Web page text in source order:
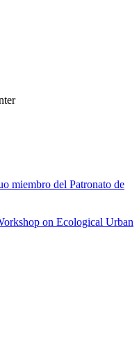
miembro del Patronato de
on Ecological Urban